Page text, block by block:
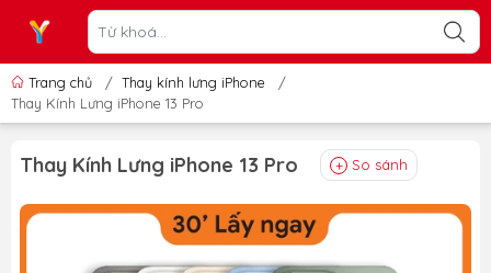
Trang chủ / Thay kính lưng iPhone
/
Thay Kính Lưng iPhone 13 Pro
Thay Kính Lưng iPhone 13 Pro So sánh